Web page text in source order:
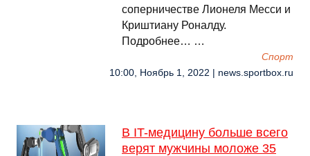
соперничестве Лионеля Месси и
Криштиану Роналду.
Подробнее… …
Спорт
10:00, Ноябрь 1, 2022 | news.sportbox.ru
В IT-медицину больше всего
верят мужчины моложе 35